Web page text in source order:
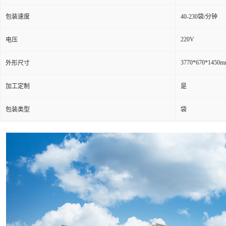
包装速度 40-230袋/分钟
电压 220V
外形尺寸
加工定制 是
包装类型 袋